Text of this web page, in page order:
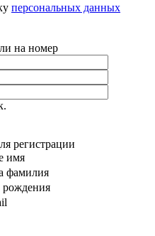
персональных данных
на номер
регистрации
имя
фамилия
рождения